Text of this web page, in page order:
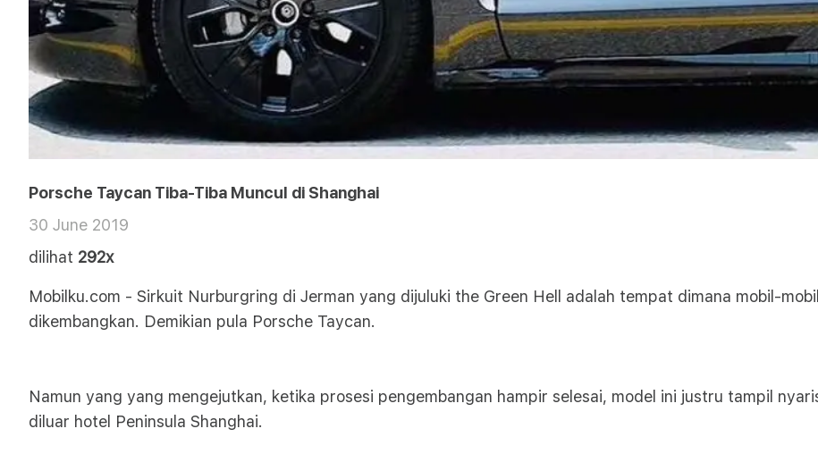
Porsche Taycan Tiba-Tiba Muncul di Shanghai
30 June 2019
dilihat 292x
Mobilku.com - Sirkuit Nurburgring di Jerman yang dijuluki the Green Hell adalah tempat dimana mobil-
dikembangkan. Demikian pula Porsche Taycan.
Namun yang yang mengejutkan, ketika prosesi pengembangan hampir selesai, model ini justru tampil
diluar hotel Peninsula Shanghai.